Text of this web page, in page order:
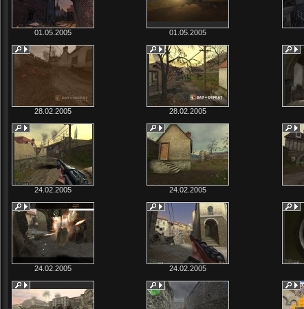
01.05.2005 01.05.2005
28.02.2005 28.02.2005
24.02.2005 24.02.2005
24.02.2005 24.02.2005